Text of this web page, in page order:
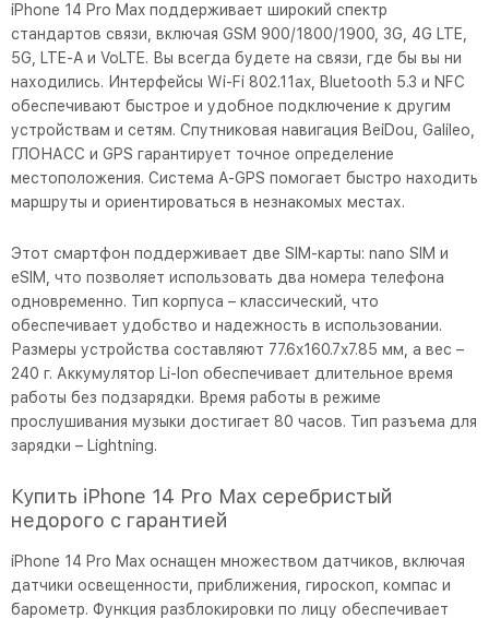
iPhone 14 Pro Max поддерживает широкий спектр
стандартов связи, включая GSM 900/1800/1900, 3G, 4G LTE,
5G, LTE-A и VoLTE. Вы всегда будете на связи, где бы вы ни
находились. Интерфейсы Wi-Fi 802.11ax, Bluetooth 5.3 и NFC
обеспечивают быстрое и удобное подключение к другим
устройствам и сетям. Спутниковая навигация BeiDou, Galileo,
ГЛОНАСС и GPS гарантирует точное определение
местоположения. Система A-GPS помогает быстро находить
маршруты и ориентироваться в незнакомых местах.
Этот смартфон поддерживает две SIM-карты: nano SIM и
eSIM, что позволяет использовать два номера телефона
одновременно. Тип корпуса – классический, что
обеспечивает удобство и надежность в использовании.
Размеры устройства составляют 77.6x160.7x7.85 мм, а вес –
240 г. Аккумулятор Li-Ion обеспечивает длительное время
работы без подзарядки. Время работы в режиме
прослушивания музыки достигает 80 часов. Тип разъема для
зарядки – Lightning.
Купить iPhone 14 Pro Max серебристый
недорого с гарантией
iPhone 14 Pro Max оснащен множеством датчиков, включая
датчики освещенности, приближения, гироскоп, компас и
барометр. Функция разблокировки по лицу обеспечивает